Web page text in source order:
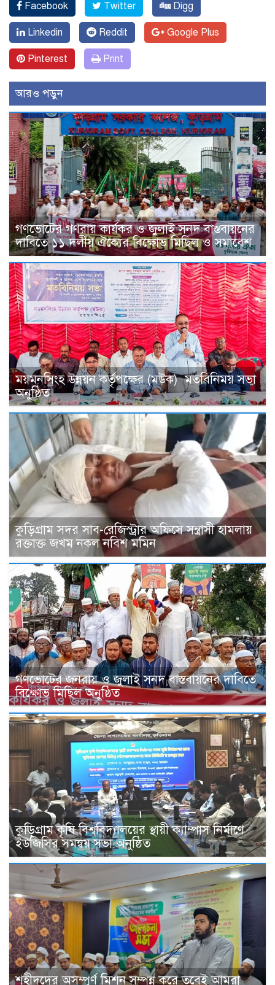
Facebook Twitter Digg
Linkedin Reddit Google Plus
Pinterest Print
আরও পড়ুন
গণভোটের গণরায় কার্যকর ও জুলাই সনদ বাস্তবায়নের
দাবিতে ১১ দলীয় ঐক্যের বিক্ষোভ মিছিল ও সমাবেশ
ময়মনসিংহ উন্নয়ন কর্তৃপক্ষের (মউক) মতবিনিময় সভা
অনুষ্ঠিত
কুড়িগ্রাম সদর সাব-রেজিস্ট্রার অফিসে সন্ত্রাসী হামলায়
রক্তাক্ত জখম নকল নবিশ মমিন
গণভোটের জনরায় ও জুলাই সনদ বাস্তবায়নের দাবিতে
বিক্ষোভ মিছিল অনুষ্ঠিত
কুড়িগ্রাম কৃষি বিশ্ববিদ্যালয়ের স্থায়ী ক্যাম্পাস নির্মাণে
ইউজিসির সমন্বয় সভা অনুষ্ঠিত
শহীদদের অসম্পূর্ণ মিশন সম্পন্ন করে তবেই আমরা